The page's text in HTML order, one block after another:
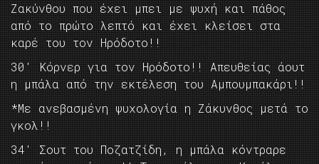
Ζακύνθου που έχει μπει με ψυχή και πάθος
από το πρώτο λεπτό και έχει κλείσει στα
καρέ του τον Ηρόδοτο!!
30′ Κόρνερ για τον Ηρόδοτο!! Απευθείας άουτ
η μπάλα από την εκτέλεση του Αμπουμπακάρι!!
*Με ανεβασμένη ψυχολογία η Ζάκυνθος μετά το
γκολ!!
34′ Σουτ του Ποζατζίδη, η μπάλα κόντραρε